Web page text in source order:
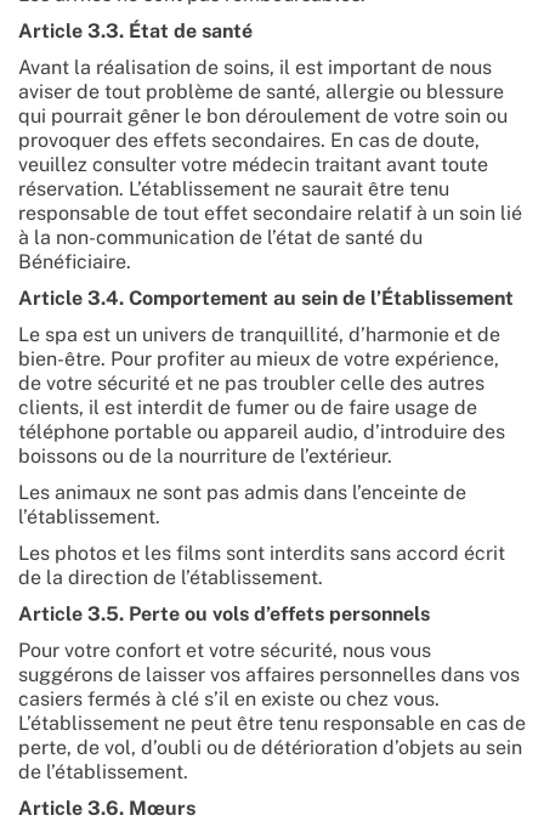
Article 3.3. État de santé
Avant la réalisation de soins, il est important de nous
aviser de tout problème de santé, allergie ou blessure
qui pourrait gêner le bon déroulement de votre soin ou
provoquer des effets secondaires. En cas de doute,
veuillez consulter votre médecin traitant avant toute
réservation. L’établissement ne saurait être tenu
responsable de tout effet secondaire relatif à un soin lié
à la non-communication de l’état de santé du
Bénéficiaire.
Article 3.4. Comportement au sein de l’Établissement
Le spa est un univers de tranquillité, d’harmonie et de
bien-être. Pour profiter au mieux de votre expérience,
de votre sécurité et ne pas troubler celle des autres
clients, il est interdit de fumer ou de faire usage de
téléphone portable ou appareil audio, d’introduire des
boissons ou de la nourriture de l’extérieur.
Les animaux ne sont pas admis dans l’enceinte de
l’établissement.
Les photos et les films sont interdits sans accord écrit
de la direction de l’établissement.
Article 3.5. Perte ou vols d’effets personnels
Pour votre confort et votre sécurité, nous vous
suggérons de laisser vos affaires personnelles dans vos
casiers fermés à clé s’il en existe ou chez vous.
L’établissement ne peut être tenu responsable en cas de
perte, de vol, d’oubli ou de détérioration d’objets au sein
de l’établissement.
Article 3.6. Mœurs